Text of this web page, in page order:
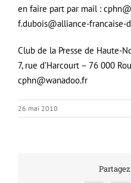
en faire part par mail :
f.dubois@alliance-francaise-
Club de la Presse de Haute-
7, rue d’Harcourt – 76 000
cphn@wanadoo.fr
26 mai 2010